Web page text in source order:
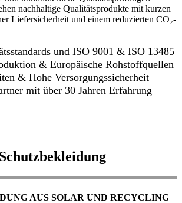
nachhaltige Qualitätsprodukte mit kurzen
Liefersicherheit und einem reduzierten CO₂-
und ISO 9001 & ISO 13485
& Europäische Rohstoffquellen
& Hohe Versorgungssicherheit
mit über 30 Jahren Erfahrung
AUS SOLAR UND RECYCLING